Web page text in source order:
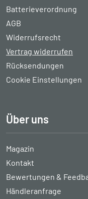
Batterieverordnung
AGB
Widerrufsrecht
Vertrag widerrufen
Rücksendungen
Cookie Einstellungen
Über uns
Magazin
Kontakt
Bewertungen &
Händleranfrage